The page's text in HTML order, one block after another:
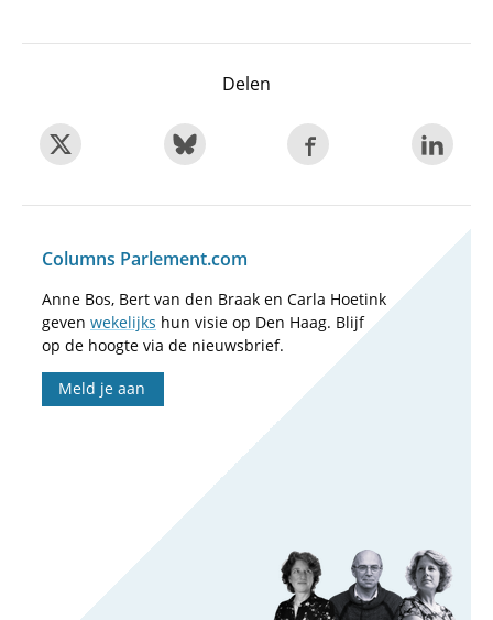
Delen
Columns Parlement.com
Anne Bos, Bert van den Braak en Carla Hoetink
geven wekelijks hun visie op Den Haag. Blijf
op de hoogte via de nieuwsbrief.
Meld je aan